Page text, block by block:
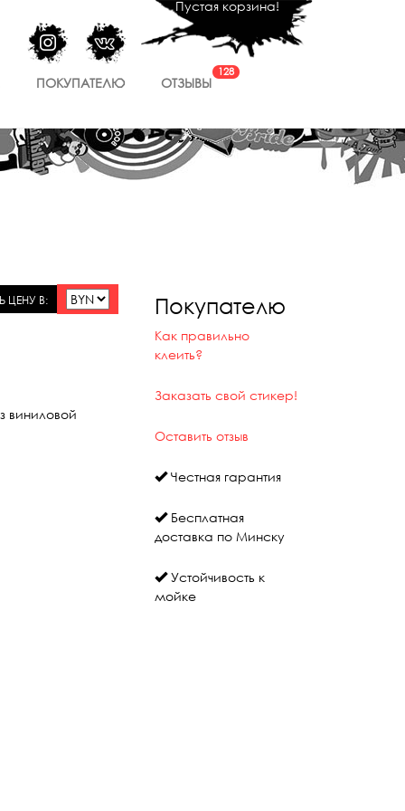
Пустая корзина!
ПОКУПАТЕЛЮ ОТЗЫВЫ
128
ЦЕНУ В:
виниловой
Покупателю
Как правильно
клеить?
Заказать свой стикер!
Оставить отзыв
Честная гарантия
Бесплатная
доставка по Минску
Устойчивость к
мойке